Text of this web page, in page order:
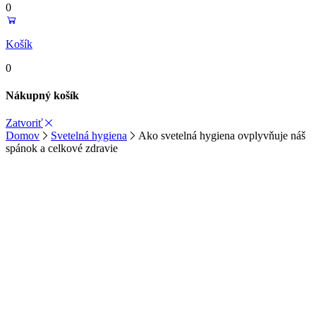
0
Košík
0
Nákupný košík
Zatvoriť
Domov
Svetelná hygiena
Ako svetelná hygiena ovplyvňuje náš
spánok a celkové zdravie